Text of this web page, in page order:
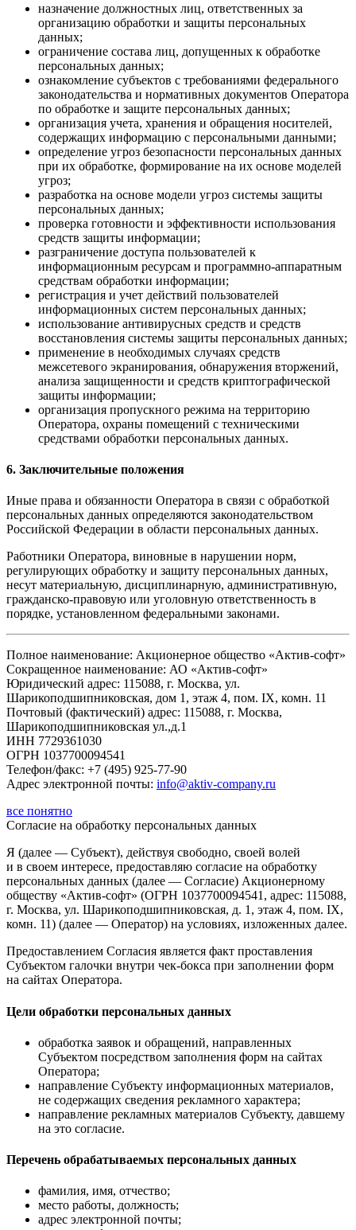
назначение должностных лиц, ответственных за
организацию обработки и защиты персональных
данных;
ограничение состава лиц, допущенных к обработке
персональных данных;
ознакомление субъектов с требованиями федерального
законодательства и нормативных документов Оператора
по обработке и защите персональных данных;
организация учета, хранения и обращения носителей,
содержащих информацию с персональными данными;
определение угроз безопасности персональных данных
при их обработке, формирование на их основе моделей
угроз;
разработка на основе модели угроз системы защиты
персональных данных;
проверка готовности и эффективности использования
средств защиты информации;
разграничение доступа пользователей к
информационным ресурсам и программно-аппаратным
средствам обработки информации;
регистрация и учет действий пользователей
информационных систем персональных данных;
использование антивирусных средств и средств
восстановления системы защиты персональных данных;
применение в необходимых случаях средств
межсетевого экранирования, обнаружения вторжений,
анализа защищенности и средств криптографической
защиты информации;
организация пропускного режима на территорию
Оператора, охраны помещений с техническими
средствами обработки персональных данных.
6. Заключительные положения
Иные права и обязанности Оператора в связи с обработкой
персональных данных определяются законодательством
Российской Федерации в области персональных данных.
Работники Оператора, виновные в нарушении норм,
регулирующих обработку и защиту персональных данных,
несут материальную, дисциплинарную, административную,
гражданско-правовую или уголовную ответственность в
порядке, установленном федеральными законами.
Полное наименование: Акционерное общество «Актив-софт»
Сокращенное наименование: АО «Актив-софт»
Юридический адрес: 115088, г. Москва, ул.
Шарикоподшипниковская, дом 1, этаж 4, пом. IX, комн. 11
Почтовый (фактический) адрес: 115088, г. Москва,
Шарикоподшипниковская ул.,д.1
ИНН 7729361030
ОГРН 1037700094541
Телефон/факс: +7 (495) 925-77-90
Адрес электронной почты: info@aktiv-company.ru
все понятно
Согласие на обработку персональных данных
Я (далее — Субъект), действуя свободно, своей волей
и в своем интересе, предоставляю согласие на обработку
персональных данных (далее — Согласие) Акционерному
обществу «Актив-софт» (ОГРН 1037700094541, адрес: 115088,
г. Москва, ул. Шарикоподшипниковская, д. 1, этаж 4, пом. IX,
комн. 11) (далее — Оператор) на условиях, изложенных далее.
Предоставлением Согласия является факт проставления
Субъектом галочки внутри чек-бокса при заполнении форм
на сайтах Оператора.
Цели обработки персональных данных
обработка заявок и обращений, направленных
Субъектом посредством заполнения форм на сайтах
Оператора;
направление Субъекту информационных материалов,
не содержащих сведения рекламного характера;
направление рекламных материалов Субъекту, давшему
на это согласие.
Перечень обрабатываемых персональных данных
фамилия, имя, отчество;
место работы, должность;
адрес электронной почты;